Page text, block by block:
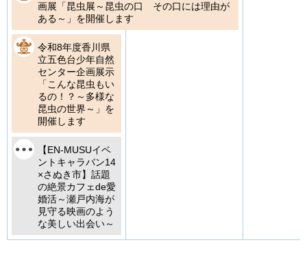
画展「昆虫展～昆虫の口 その口には理由が
ある～」を開催します
令和8年度香川県
立五色台少年自然
センター企画展示
「こんな昆虫もい
るの！？～多様な
昆虫の世界～」を
開催します
【EN-MUSUイベ
ントキャラバン14
×さぬき市】話題
の絶景カフェde愛
婚活～瀬戸内海が
見守る映画のよう
な美しい出会い～